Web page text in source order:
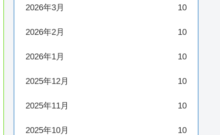
2026年3月 10
2026年2月 10
2026年1月 10
2025年12月 10
2025年11月 10
2025年10月 10